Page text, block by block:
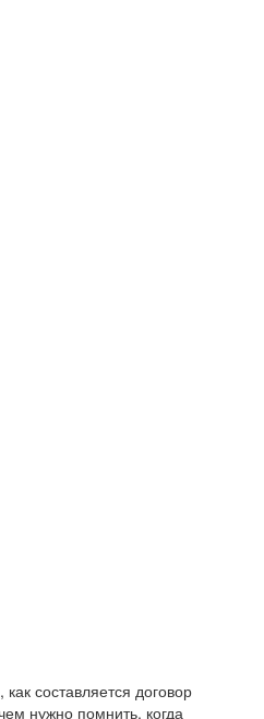
составляется договор
нужно помнить, когда